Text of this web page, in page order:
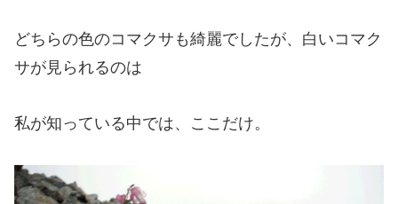
どちらの色のコマクサも綺麗でしたが、白いコマク
サが見られるのは
私が知っている中では、ここだけ。